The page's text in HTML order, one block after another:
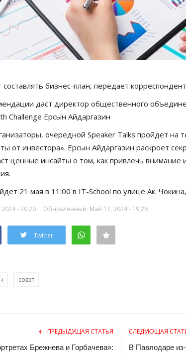
бизнес-план, передает корреспондент
даст директор общественного
Challenge Ерсын Айдаргазин
очередной Speaker Talks пройдет на
от инвестора». Ерсын Айдаргазин раскроет
ценные инсайты о том, как привлечь внимание
21 мая в 11:00 в IT-School по улице Ак.
- 20:20 Обновленный: Май 17, 2024 - 19:26
Twitter
совет
ПРЕДЫДУЩАЯ СТАТЬЯ
Брежнева и Горбачева»:
СЛЕДУЮЩАЯ
В Павлодаре